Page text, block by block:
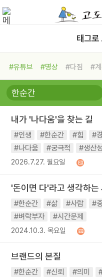
태그로
#유튜브 #명상 #다짐 #
#비전캠프
#독서캠프 #삶
#희망
#나눔 #친구 #링컨
#독서
#건강 #면역력
내가 '나다움'을 찾는 길
#인생 #한순간 #힘 #
#나다움
#궁극적 #생산성
2026.7.27. 월요일
'돈이면 다'라고 생각하는
#한순간 #삶 #사람 #
#벼락부자
#시간문제
2024.10.3. 목요일
브랜드의 본질
#한순간 #신뢰 #의미